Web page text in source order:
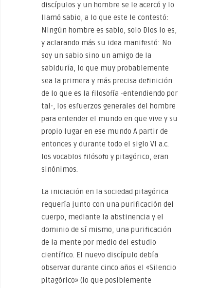
discípulos y un hombre se le acercó y lo
llamó sabio, a lo que este le contestó:
Ningún hombre es sabio, solo Dios lo es,
y aclarando más su idea manifestó: No
soy un sabio sino un amigo de la
sabiduría, lo que muy probablemente
sea la primera y más precisa definición
de lo que es la filosofía -entendiendo por
tal-, los esfuerzos generales del hombre
para entender el mundo en que vive y su
propio lugar en ese mundo A partir de
entonces y durante todo el siglo VI a.c.
los vocablos filósofo y pitagórico, eran
sinónimos.
La iniciación en la sociedad pitagórica
requería junto con una purificación del
cuerpo, mediante la abstinencia y el
dominio de sí mismo, una purificación
de la mente por medio del estudio
científico. El nuevo discípulo debía
observar durante cinco años el «Silencio
pitagórico» (lo que posiblemente